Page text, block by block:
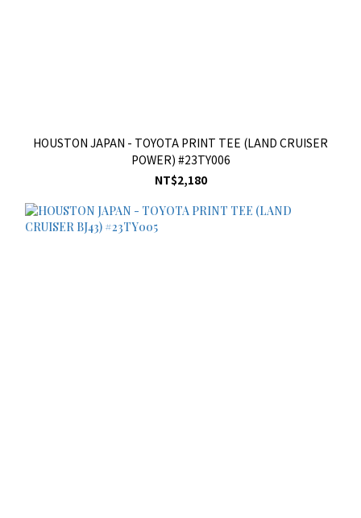
HOUSTON JAPAN - TOYOTA PRINT TEE (LAND CRUISER
POWER) #23TY006
NT$2,180